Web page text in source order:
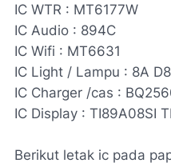
IC WTR : MT6177W
IC Audio : 894C
IC Wifi : MT6631
IC Light / Lampu : 8A D8
IC Charger /cas :
IC Display : TI89A08SI
Berikut letak ic pada